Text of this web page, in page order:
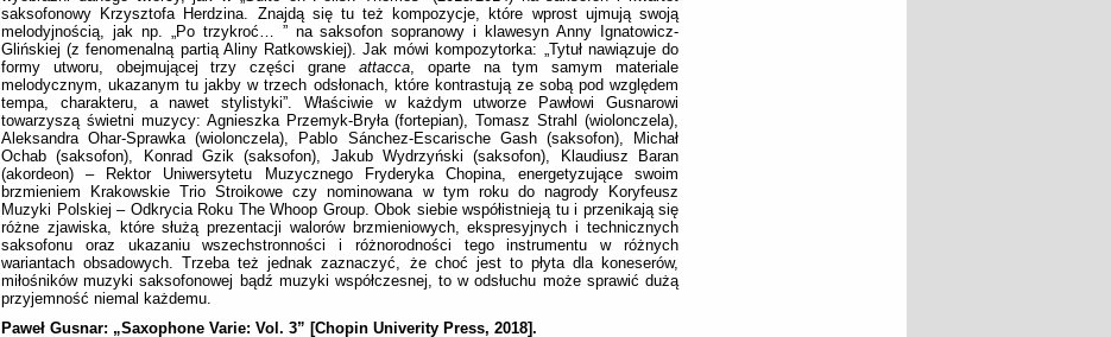
saksofonowy Krzysztofa Herdzina. Znajdą się tu też kompozycje, które wprost ujmują swoją
melodyjnością, jak np. „Po trzykroć… ” na saksofon sopranowy i klawesyn Anny Ignatowicz-
Glińskiej (z fenomenalną partią Aliny Ratkowskiej). Jak mówi kompozytorka: „Tytuł nawiązuje do
formy utworu, obejmującej trzy części grane attacca, oparte na tym samym materiale
melodycznym, ukazanym tu jakby w trzech odsłonach, które kontrastują ze sobą pod względem
tempa, charakteru, a nawet stylistyki”. Właściwie w każdym utworze Pawłowi Gusnarowi
towarzyszą świetni muzycy: Agnieszka Przemyk-Bryła (fortepian), Tomasz Strahl (wiolonczela),
Aleksandra Ohar-Sprawka (wiolonczela), Pablo Sánchez-Escarische Gash (saksofon), Michał
Ochab (saksofon), Konrad Gzik (saksofon), Jakub Wydrzyński (saksofon), Klaudiusz Baran
(akordeon) – Rektor Uniwersytetu Muzycznego Fryderyka Chopina, energetyzujące swoim
brzmieniem Krakowskie Trio Stroikowe czy nominowana w tym roku do nagrody Koryfeusz
Muzyki Polskiej – Odkrycia Roku The Whoop Group. Obok siebie współistnieją tu i przenikają się
różne zjawiska, które służą prezentacji walorów brzmieniowych, ekspresyjnych i technicznych
saksofonu oraz ukazaniu wszechstronności i różnorodności tego instrumentu w różnych
wariantach obsadowych. Trzeba też jednak zaznaczyć, że choć jest to płyta dla koneserów,
miłośników muzyki saksofonowej bądź muzyki współczesnej, to w odsłuchu może sprawić dużą
przyjemność niemal każdemu.
Paweł Gusnar: „Saxophone Varie: Vol. 3” [Chopin Univerity Press, 2018].